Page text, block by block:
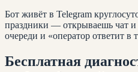
Бот живёт в Telegram
праздники — открываешь чат
очереди и «оператор ответит в
Бесплатная